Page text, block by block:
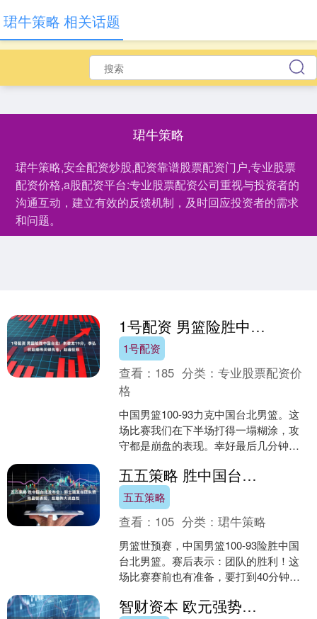
珺牛策略
珺牛策略,安全配资炒股,配资靠谱股票配资门户,专业股票
配资价格,a股配资平台:专业股票配资公司重视与投资者的
沟通互动，建立有效的反馈机制，及时回应投资者的需求
和问题。
珺牛策略 相关话题
1号配资 男篮险胜中国台北！朱俊龙19分，李弘权赵继伟关键先生，赵睿狂铁
1号配资
查看： 185 分类：专业股票配资价
格
中国男篮100-93力克中国台北男篮。这
场比赛我们在下半场打得一塌糊涂，攻
守都是崩盘的表现。幸好最后几分钟对
优势，最终100-....
五五策略 胜中国台北发布会！郭士强直指团队赞陈盈骏表现，赵继伟大谈血性
五五策略
查看： 105 分类：珺牛策略
男篮世预赛，中国男篮100-93险胜中国
台北男篮。赛后表示：团队的胜利！这
场比赛赛前也有准备，要打到40分钟，
球队，感谢每一个....
智财资本 欧元强势加剧中国出口通缩效应，欧元区对华贸易逆差达33亿欧元